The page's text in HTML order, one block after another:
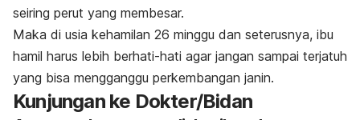
seiring perut yang membesar.
Maka di usia kehamilan 26 minggu dan seterusnya, ibu
hamil harus lebih berhati-hati agar jangan sampai terjatuh
yang bisa mengganggu perkembangan janin.
Kunjungan ke Dokter/Bidan